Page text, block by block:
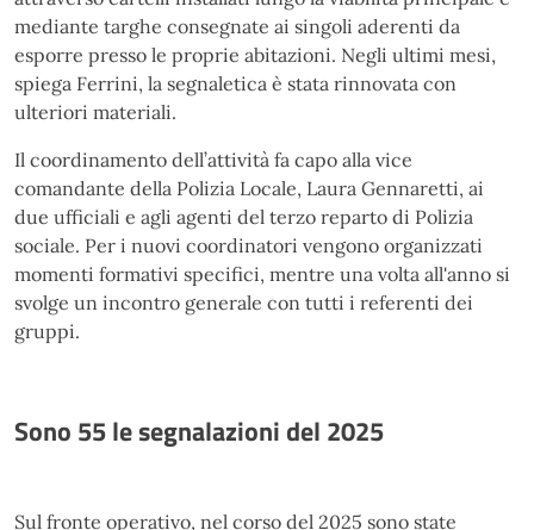
mediante targhe consegnate ai singoli aderenti da
esporre presso le proprie abitazioni. Negli ultimi mesi,
spiega Ferrini, la segnaletica è stata rinnovata con
ulteriori materiali.
Il coordinamento dell’attività fa capo alla vice
comandante della Polizia Locale, Laura Gennaretti, ai
due ufficiali e agli agenti del terzo reparto di Polizia
sociale. Per i nuovi coordinatori vengono organizzati
momenti formativi specifici, mentre una volta all'anno si
svolge un incontro generale con tutti i referenti dei
gruppi.
Sono 55 le segnalazioni del 2025
Sul fronte operativo, nel corso del 2025 sono state